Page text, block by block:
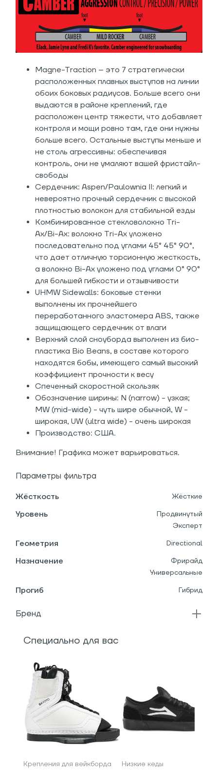
Magne-Traction – это 7 стратегически
расположенных плавных выступов на линии
обоих боковых радиусов. Больше всего они
выдаются в районе креплений, где
расположен центр тяжести, что добавляет
контроля и мощи ровно там, где они нужны
больше всего. Остальные выступы меньше и
не столь агрессивны: обеспечивая
контроль, они не умаляют вашей фристайл-
свободы
Сердечник: Aspen/Paulownia II: легкий и
невероятно прочный сердечник с высокой
плотностью волокон для стабильной езды
Комбинированное стекловолокно Tri-
Ax/Bi-Ax: волокно Tri-Ax уложено
последовательно под углами 45° 45° 90°,
что дает отличную торсионную жесткость,
а волокно Bi-Ax уложено под углами 0° 90°
для большей гибкости и отзывчивости
UHMW Sidewalls: боковые стенки
выполнены их прочнейшего
переработанного эластомера ABS, также
защищающего сердечник от влаги
Верхний слой сноуборда выполнен из био-
пластика Bio Beans, в составе которого
находятся бобы, имеющего самый высокий
коэффициент прочности к весу
Спеченный скоростной скользяк
Обозначение ширины: N (narrow) - узкая;
MW (mid-wide) - чуть шире обычной, W -
широкая, UW (ultra wide) - очень широкая
Производство: США.
Внимание! Графика может варьироваться.
Параметры фильтра
Жёсткость Жёсткие
Уровень
Продвинутый
Эксперт
Геометрия Directional
Назначение
Фрирайд
Универсальные
Прогиб Гибрид
Бренд
Специально для вас
Крепления для вейкборда Низкие кеды